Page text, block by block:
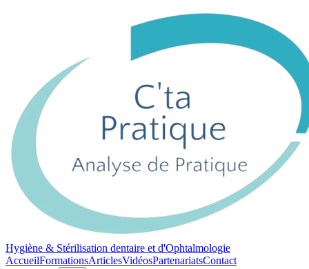
Hygiène & Stérilisation dentaire et d'Ophtalmologie
AccueilFormationsArticlesVidéosPartenariatsContact